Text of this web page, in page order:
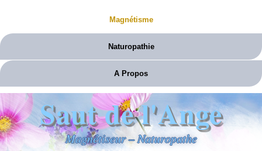
Magnétisme
Naturopathie
A Propos
Saut de l'Ange
Magnétiseur – Naturopathe